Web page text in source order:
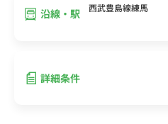
沿線・駅 西武豊島線練馬
詳細条件